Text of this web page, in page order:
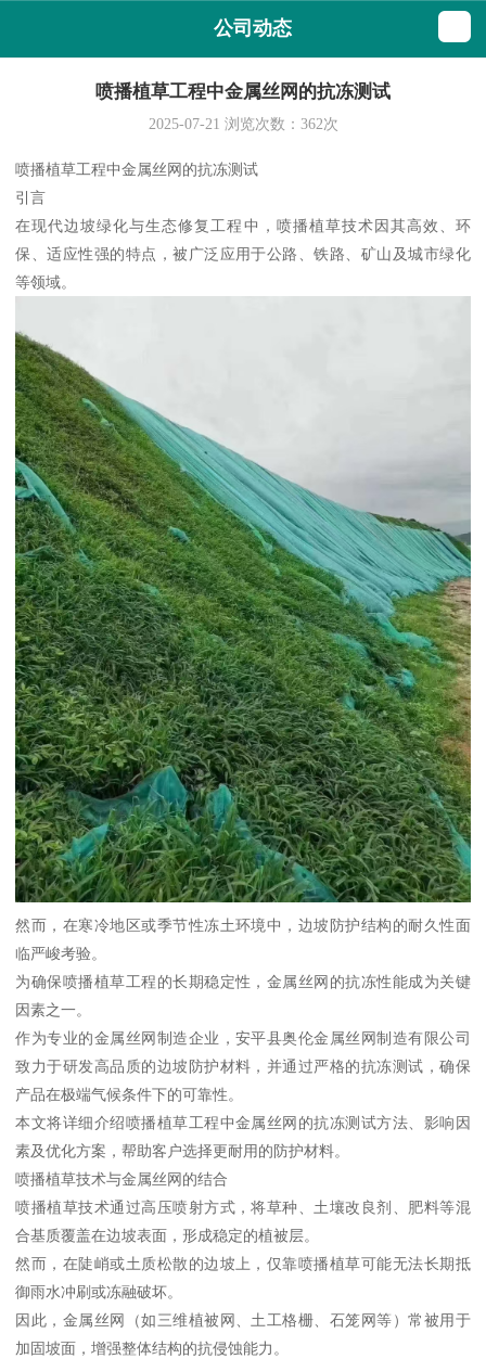
公司动态
喷播植草工程中金属丝网的抗冻测试
2025-07-21 浏览次数： 362次
喷播植草工程中金属丝网的抗冻测试
引言
在现代边坡绿化与生态修复工程中，喷播植草技术因其高效、环
保、适应性强的特点，被广泛应用于公路、铁路、矿山及城市绿化
等领域。
然而，在寒冷地区或季节性冻土环境中，边坡防护结构的耐久性面
临严峻考验。
为确保喷播植草工程的长期稳定性，金属丝网的抗冻性能成为关键
因素之一。
作为专业的金属丝网制造企业，安平县奥伦金属丝网制造有限公司
致力于研发高品质的边坡防护材料，并通过严格的抗冻测试，确保
产品在极端气候条件下的可靠性。
本文将详细介绍喷播植草工程中金属丝网的抗冻测试方法、影响因
素及优化方案，帮助客户选择更耐用的防护材料。
喷播植草技术与金属丝网的结合
喷播植草技术通过高压喷射方式，将草种、土壤改良剂、肥料等混
合基质覆盖在边坡表面，形成稳定的植被层。
然而，在陡峭或土质松散的边坡上，仅靠喷播植草可能无法长期抵
御雨水冲刷或冻融破坏。
因此，金属丝网（如三维植被网、土工格栅、石笼网等）常被用于
加固坡面，增强整体结构的抗侵蚀能力。